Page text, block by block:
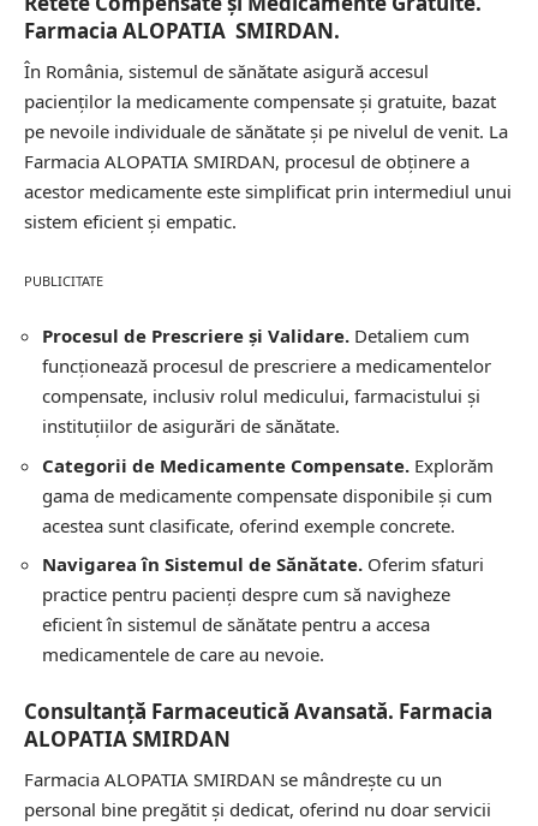
Farmacia ALOPATIA SMIRDAN.
În România, sistemul de sănătate asigură accesul
pacienților la medicamente compensate și gratuite, bazat
pe nevoile individuale de sănătate și pe nivelul de venit. La
Farmacia ALOPATIA SMIRDAN, procesul de obținere a
acestor medicamente este simplificat prin intermediul unui
sistem eficient și empatic.
PUBLICITATE
Procesul de Prescriere și Validare. Detaliem cum
funcționează procesul de prescriere a medicamentelor
compensate, inclusiv rolul medicului, farmacistului și
instituțiilor de asigurări de sănătate.
Categorii de Medicamente Compensate. Explorăm
gama de medicamente compensate disponibile și cum
acestea sunt clasificate, oferind exemple concrete.
Navigarea în Sistemul de Sănătate. Oferim sfaturi
practice pentru pacienți despre cum să navigheze
eficient în sistemul de sănătate pentru a accesa
medicamentele de care au nevoie.
Consultanță Farmaceutică Avansată. Farmacia
ALOPATIA SMIRDAN
Farmacia ALOPATIA SMIRDAN se mândrește cu un
personal bine pregătit și dedicat, oferind nu doar servicii